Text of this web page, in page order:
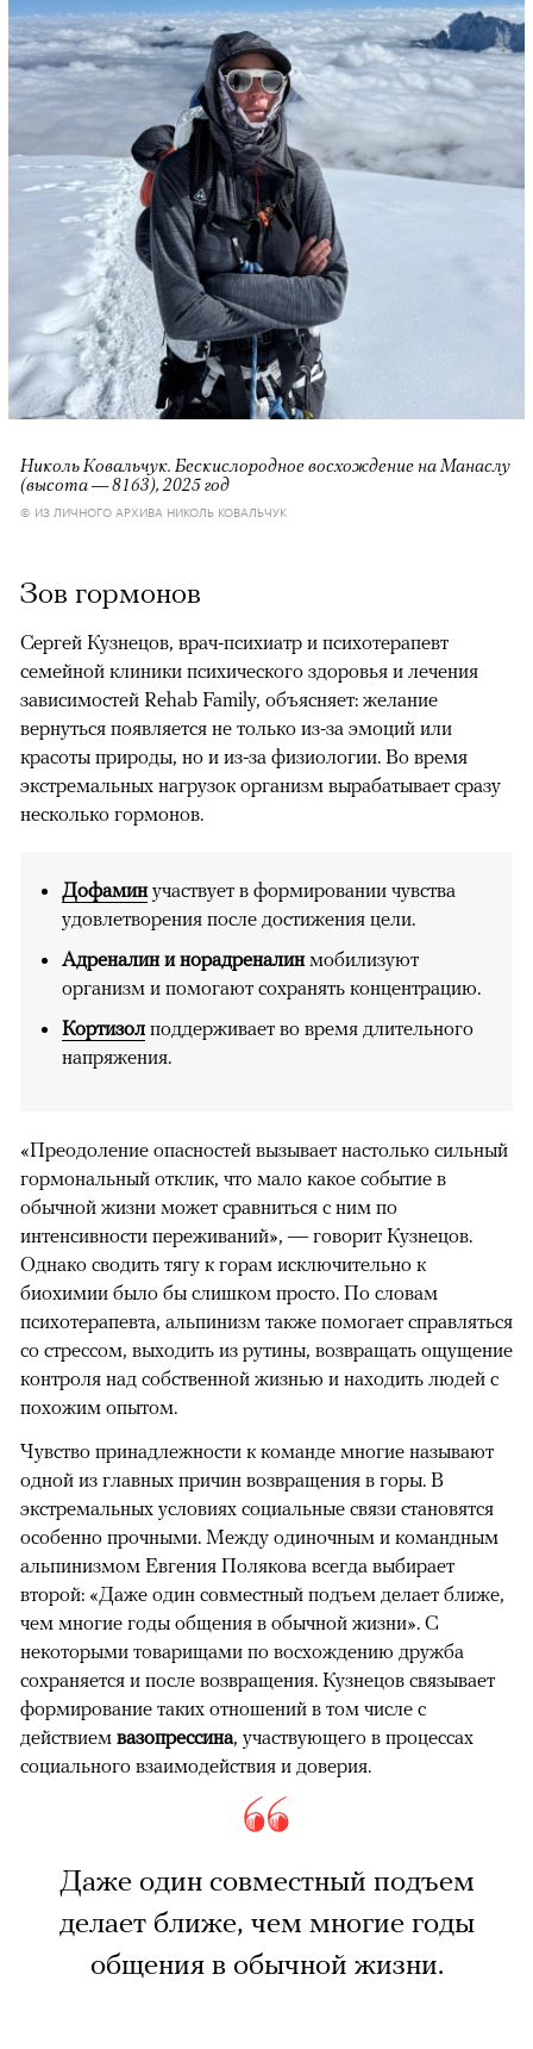
Николь Ковальчук. Бескислородное восхождение на Манаслу
(высота — 8163), 2025 год
© ИЗ ЛИЧНОГО АРХИВА НИКОЛЬ КОВАЛЬЧУК
Зов гормонов
Сергей Кузнецов, врач-психиатр и психотерапевт
семейной клиники психического здоровья и лечения
зависимостей Rehab Family, объясняет: желание
вернуться появляется не только из-за эмоций или
красоты природы, но и из-за физиологии. Во время
экстремальных нагрузок организм вырабатывает сразу
несколько гормонов.
Дофаминучаствует в формировании чувства
удовлетворения после достижения цели.
Адреналин и норадреналинмобилизуют
организм и помогают сохранять концентрацию.
Кортизол поддерживает во время длительного
напряжения.
«Преодоление опасностей вызывает настолько сильный
гормональный отклик, что мало какое событие в
обычной жизни может сравниться с ним по
интенсивности переживаний», — говорит Кузнецов.
Однако сводить тягу к горам исключительно к
биохимии было бы слишком просто. По словам
психотерапевта, альпинизм также помогает справляться
со стрессом, выходить из рутины, возвращать ощущение
контроля над собственной жизнью и находить людей с
похожим опытом.
Чувство принадлежности к команде многие называют
одной из главных причин возвращения в горы. В
экстремальных условиях социальные связи становятся
особенно прочными. Между одиночным и командным
альпинизмом Евгения Полякова всегда выбирает
второй: «Даже один совместный подъем делает ближе,
чем многие годы общения в обычной жизни». С
некоторыми товарищами по восхождению дружба
сохраняется и после возвращения. Кузнецов связывает
формирование таких отношений в том числе с
действием вазопрессина, участвующего в процессах
социального взаимодействия и доверия.
Даже один совместный подъем
делает ближе, чем многие годы
общения в обычной жизни.